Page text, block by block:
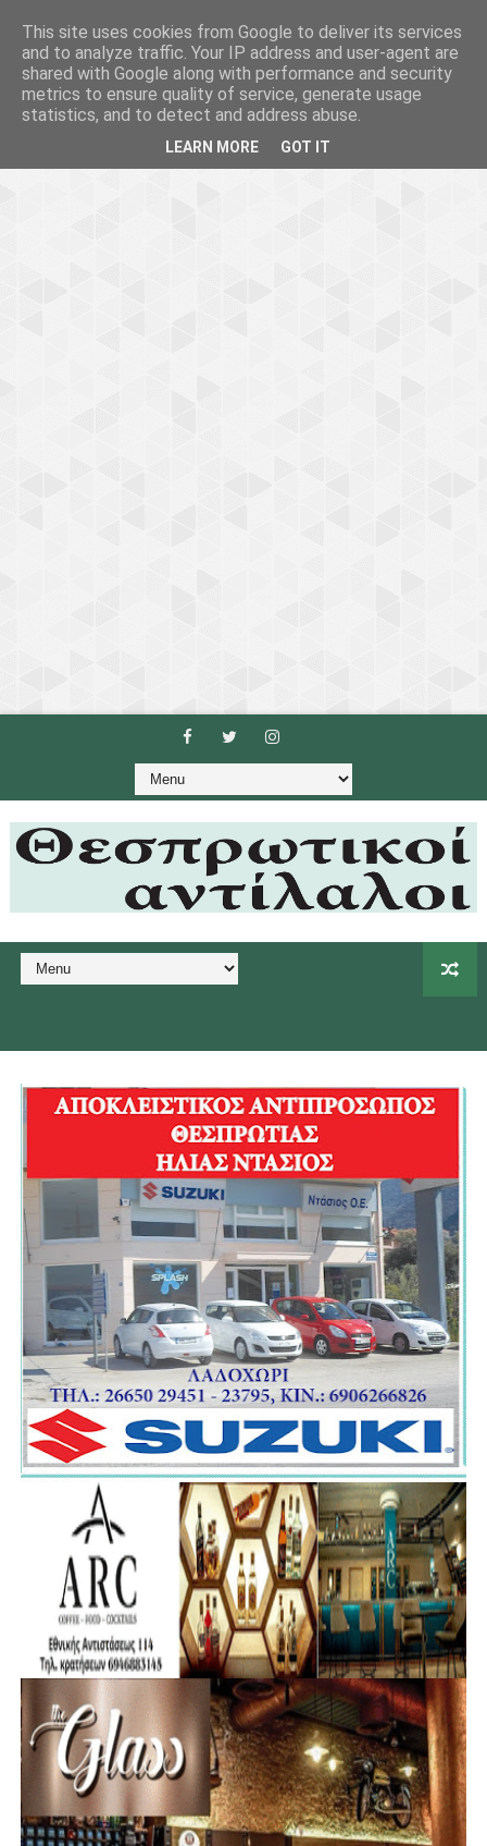
This site uses cookies from Google to deliver its services
and to analyze traffic. Your IP address and user-agent are
shared with Google along with performance and security
metrics to ensure quality of service, generate usage
statistics, and to detect and address abuse.
LEARN MORE GOT IT